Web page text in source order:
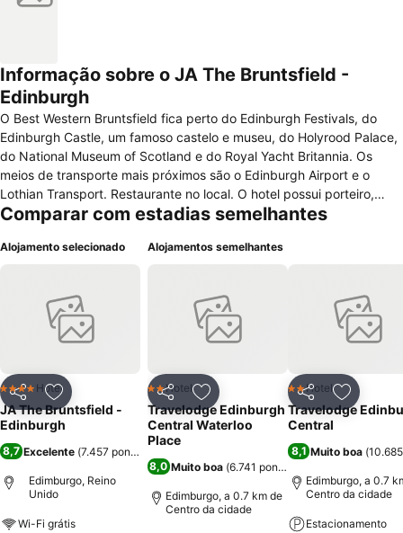
Informação sobre o JA The Bruntsfield -
Edinburgh
O Best Western Bruntsfield fica perto do Edinburgh Festivals, do
Edinburgh Castle, um famoso castelo e museu, do Holyrood Palace,
do National Museum of Scotland e do Royal Yacht Britannia. Os
meios de transporte mais próximos são o Edinburgh Airport e o
Lothian Transport. Restaurante no local. O hotel possui porteiro,
elevador com 2 andares, café da manhã disponível, Cocktail Lounge
reunião, instalações para conferências, facilidades para banquete,
deficientes, lavandaria, corredor Interior e cofre. Todos os quartos
do hotel possuem TV a cabo ou TV via satélite com SKY, CNN,
telefone com ligação direta, correio de voz, rádio-relógio,
passar roupa, secretária / área de trabalho, alta velocidade de
acesso à internet em áreas públicas e todos os quartos e estéreo de
AM / FM.
Comparar com estadias semelhantes
Alojamento selecionado
PartilharAdicionar aos favoritos
4 EstrelasHotel
JA The Bruntsfield -
Edinburgh
8,7 Excelente (7.457 pontuações
Edimburgo, Reino
Unido
Wi-Fi grátis
Alojamentos semelhantes
PartilharAdicionar aos favoritos
2 Estrelas
Hotel
Travelodge Edinburgh
Central Waterloo
Place
8,0 Muito boa (6.741 pontuações
Edimburgo, a 0.7 km de
Centro da cidade
Partilhar
2 Estrelas
Hotel
Travelodge
Central
8,1 Muito boa (
Edimburgo, a 0.7
Centro da cidade
Estacionamento